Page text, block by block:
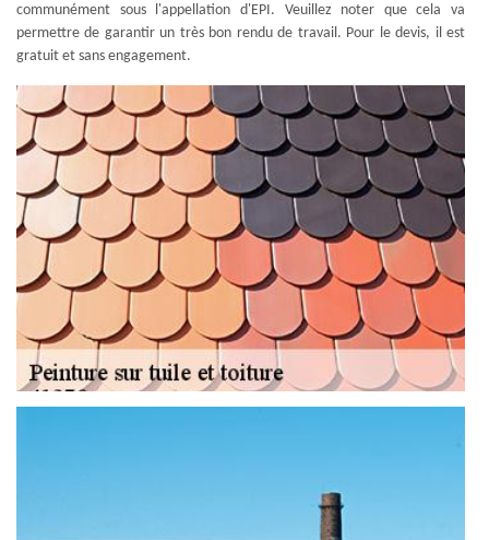
communément sous l'appellation d'EPI. Veuillez noter que cela va
permettre de garantir un très bon rendu de travail. Pour le devis, il est
gratuit et sans engagement.